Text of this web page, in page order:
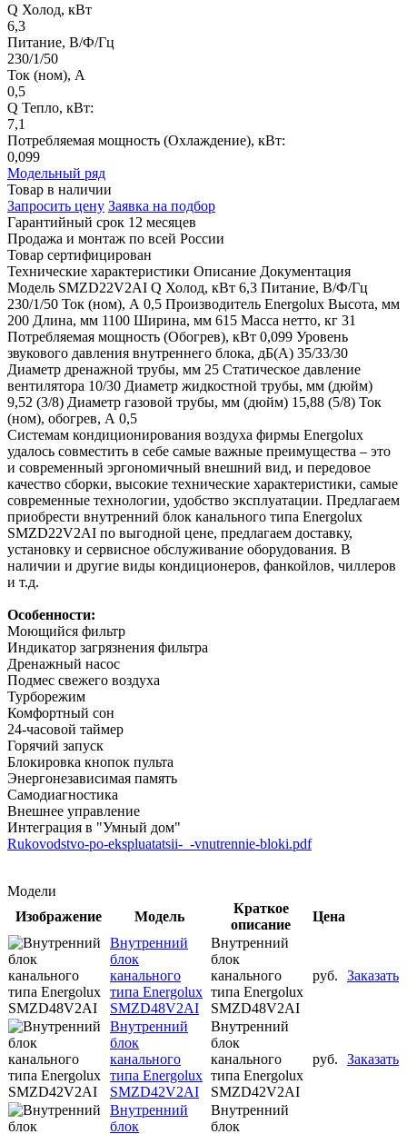
Q Холод, кВт
6,3
Питание, В/Ф/Гц
230/1/50
Ток (ном), А
0,5
Q Тепло, кВт:
7,1
Потребляемая мощность (Охлаждение), кВт:
0,099
Модельный ряд
Товар в наличии
Запросить цену Заявка на подбор
Гарантийный срок 12 месяцев
Продажа и монтаж по всей России
Товар сертифицирован
Технические характеристики Описание Документация
Модель SMZD22V2AI Q Холод, кВт 6,3 Питание, В/Ф/Гц
230/1/50 Ток (ном), А 0,5 Производитель Energolux Высота, мм
200 Длина, мм 1100 Ширина, мм 615 Масса нетто, кг 31
Потребляемая мощность (Обогрев), кВт 0,099 Уровень
звукового давления внутреннего блока, дБ(А) 35/33/30
Диаметр дренажной трубы, мм 25 Статическое давление
вентилятора 10/30 Диаметр жидкостной трубы, мм (дюйм)
9,52 (3/8) Диаметр газовой трубы, мм (дюйм) 15,88 (5/8) Ток
(ном), обогрев, А 0,5
Системам кондиционирования воздуха фирмы Energolux
удалось совместить в себе самые важные преимущества – это
и современный эргономичный внешний вид, и передовое
качество сборки, высокие технические характеристики, самые
современные технологии, удобство эксплуатации. Предлагаем
приобрести внутренний блок канального типа Energolux
SMZD22V2AI по выгодной цене, предлагаем доставку,
установку и сервисное обслуживание оборудования. В
наличии и другие виды кондиционеров, фанкойлов, чиллеров
и т.д.
Особенности:
Моющийся фильтр
Индикатор загрязнения фильтра
Дренажный насос
Подмес свежего воздуха
Турборежим
Комфортный сон
24-часовой таймер
Горячий запуск
Блокировка кнопок пульта
Энергонезависимая память
Самодиагностика
Внешнее управление
Интеграция в "Умный дом"
Rukovodstvo-po-ekspluatatsii-_-vnutrennie-bloki.pdf
Модели
Изображение
Модель
Краткое
описание
Цена
Внутренний
блок
канального
типа Energolux
SMZD48V2AI
Внутренний
блок
канального
типа Energolux
SMZD48V2AI
руб. Заказать
Внутренний
блок
канального
типа Energolux
SMZD42V2AI
Внутренний
блок
канального
типа Energolux
SMZD42V2AI
руб. Заказать
Внутренний
блок
Внутренний
блок